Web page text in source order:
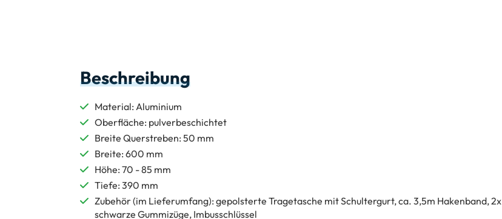
Beschreibung
Material: Aluminium
Oberfläche: pulverbeschichtet
Breite Querstreben: 50 mm
Breite: 600 mm
Höhe: 70 - 85 mm
Tiefe: 390 mm
Zubehör (im Lieferumfang): gepolsterte Tragetasche mit Schultergurt, ca. 3,5m Hakenband, 2x
schwarze Gummizüge, Imbusschlüssel